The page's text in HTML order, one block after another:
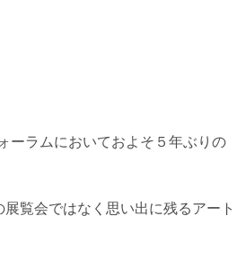
ーラムにおいておよそ５年ぶりの
覧会ではなく思い出に残るアート